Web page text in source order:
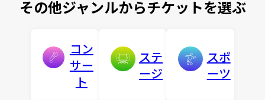
その他ジャンルからチケットを選ぶ
コン
サー
ト
ステ
ージ
スポ
ーツ